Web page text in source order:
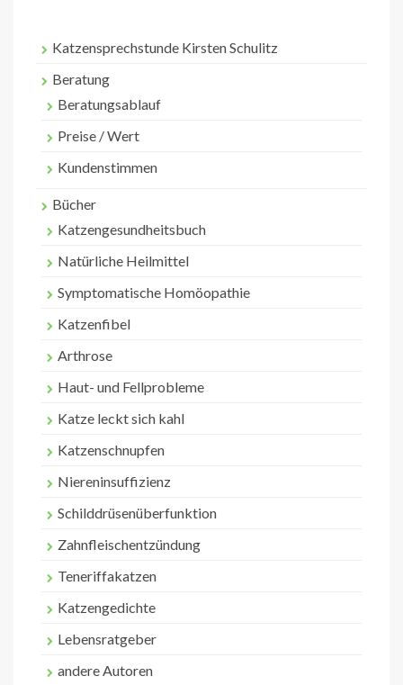
Katzensprechstunde Kirsten Schulitz
Beratung
Beratungsablauf
Preise / Wert
Kundenstimmen
Bücher
Katzengesundheitsbuch
Natürliche Heilmittel
Symptomatische Homöopathie
Katzenfibel
Arthrose
Haut- und Fellprobleme
Katze leckt sich kahl
Katzenschnupfen
Niereninsuffizienz
Schilddrüsenüberfunktion
Zahnfleischentzündung
Teneriffakatzen
Katzengedichte
Lebensratgeber
andere Autoren